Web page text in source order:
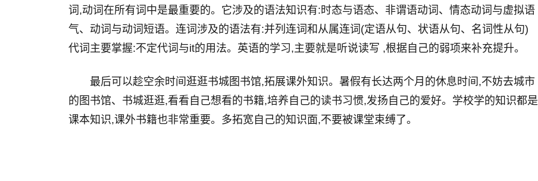
词,动词在所有词中是最重要的。它涉及的语法知识有:时态与语态、非谓语动词、情态动词与虚拟语
气、动词与动词短语。连词涉及的语法有:并列连词和从属连词(定语从句、状语从句、名词性从句)
代词主要掌握:不定代词与it的用法。英语的学习,主要就是听说读写 ,根据自己的弱项来补充提升。
最后可以趁空余时间逛逛书城图书馆,拓展课外知识。暑假有长达两个月的休息时间,不妨去城市
的图书馆、书城逛逛,看看自己想看的书籍,培养自己的读书习惯,发扬自己的爱好。学校学的知识都是
课本知识,课外书籍也非常重要。多拓宽自己的知识面,不要被课堂束缚了。